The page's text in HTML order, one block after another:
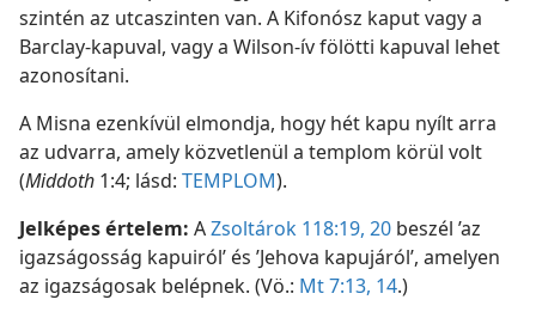
szintén az utcaszinten van. A Kifonósz kaput vagy a
Barclay-kapuval, vagy a Wilson-ív fölötti kapuval lehet
azonosítani.
A Misna ezenkívül elmondja, hogy hét kapu nyílt arra
az udvarra, amely közvetlenül a templom körül volt
(Middoth 1:4; lásd: TEMPLOM).
Jelképes értelem: AZsoltárok 118:19, 20 beszél ’az
igazságosság kapuiról’ és ’Jehova kapujáról’, amelyen
az igazságosak belépnek. (Vö.: Mt 7:13, 14.)